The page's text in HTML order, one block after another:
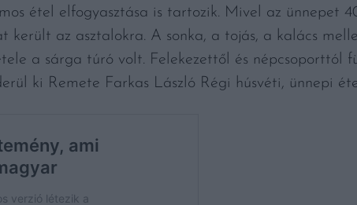
étel elfogyasztása is tartozik. Mivel az ünnepet
került az asztalokra. A sonka, a tojás, a kalács
a sárga túró volt. Felekezettől és népcsoporttól
ki Remete Farkas László Régi húsvéti, ünnepi